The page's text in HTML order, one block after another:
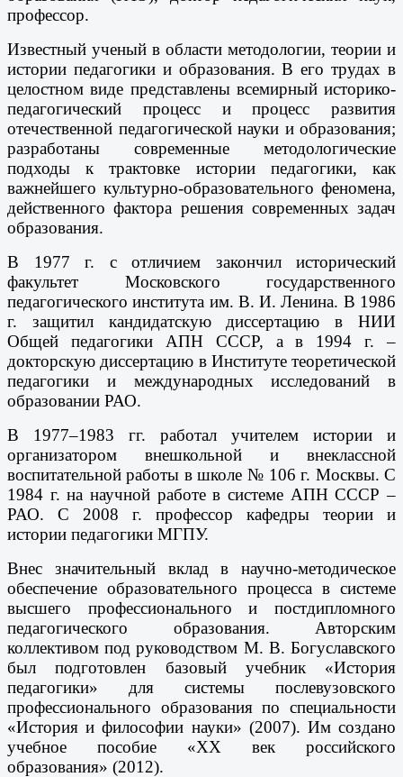
профессор.
Известный ученый в области методологии, теории и
истории педагогики и образования. В его трудах в
целостном виде представлены всемирный историко-
педагогический процесс и процесс развития
отечественной педагогической науки и образования;
разработаны современные методологические
подходы к трактовке истории педагогики, как
важнейшего культурно-образовательного феномена,
действенного фактора решения современных задач
образования.
В 1977 г. с отличием закончил исторический
факультет Московского государственного
педагогического института им. В.И. Ленина. В 1986
г. защитил кандидатскую диссертацию в НИИ
Общей педагогики АПН СССР, а в 1994 г. –
докторскую диссертацию в Институте теоретической
педагогики и международных исследований в
образовании РАО.
В 1977–1983 гг. работал учителем истории и
организатором внешкольной и внеклассной
воспитательной работы в школе № 106 г. Москвы. С
1984 г. на научной работе в системе АПН СССР –
РАО. С 2008 г. профессор кафедры теории и
истории педагогики МГПУ.
Внес значительный вклад в научно-методическое
обеспечение образовательного процесса в системе
высшего профессионального и постдипломного
педагогического образования. Авторским
коллективом под руководством М. В. Богуславского
был подготовлен базовый учебник «История
педагогики» для системы послевузовского
профессионального образования по специальности
«История и философии науки» (2007). Им создано
учебное пособие «ХХ век российского
образования» (2012).